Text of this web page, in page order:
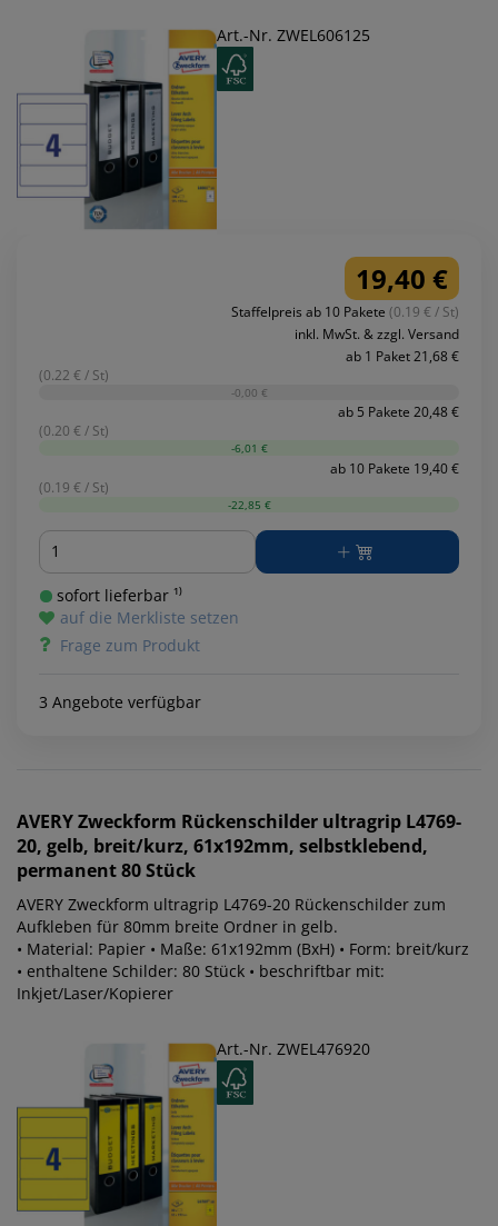
Art.-Nr. ZWEL606125
19,40 €
Staffelpreis ab 10 Pakete (0.19 € / St)
inkl. MwSt. & zzgl. Versand
ab 1 Paket 21,68 €
(0.22 € / St)
-0,00 €
ab 5 Pakete 20,48 €
(0.20 € / St)
-6,01 €
ab 10 Pakete 19,40 €
(0.19 € / St)
-22,85 €
Menge
sofort lieferbar ¹⁾
auf die Merkliste setzen
Frage zum Produkt
3 Angebote verfügbar
AVERY Zweckform Rückenschilder ultragrip L4769-
20, gelb, breit/kurz, 61x192mm, selbstklebend,
permanent 80 Stück
AVERY Zweckform ultragrip L4769-20 Rückenschilder zum
Aufkleben für 80mm breite Ordner in gelb.
• Material: Papier • Maße: 61x192mm (BxH) • Form: breit/kurz
• enthaltene Schilder: 80 Stück • beschriftbar mit:
Inkjet/Laser/Kopierer
Art.-Nr. ZWEL476920